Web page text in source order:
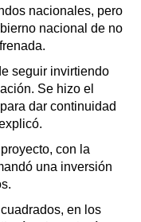
nacionales, pero
nacional de no
seguir invirtiendo
Se hizo el
dar continuidad
con la
una inversión
en los